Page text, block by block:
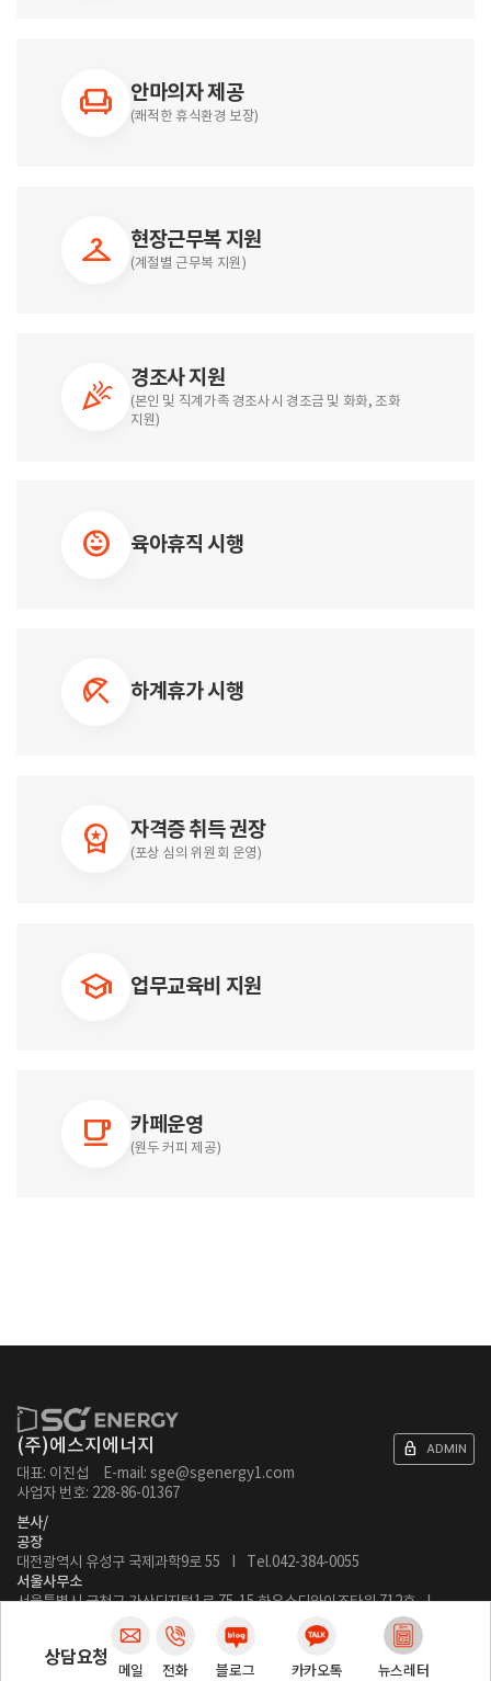
chair 안마의자 제공
(쾌적한 휴식환경 보장)
checkroom 현장근무복 지원
(계절별 근무복 지원)
celebration 경조사 지원
(본인 및 직계가족 경조사시 경조금 및 화화, 조화
지원)
child_care 육아휴직 시행
beach_access 하계휴가 시행
workspace_premium 자격증 취득 권장
(포상 심의 위원회 운영)
school 업무교육비 지원
local_cafe 카페운영
(원두 커피 제공)
(주)에스지에너지
대표: 이진섭
E-mail: sge@sgenergy1.com
사업자 번호: 228-86-01367
본사/
공장
대전광역시 유성구 국제과학9로 55 I Tel.042-384-0055
서울사무소
서울특별시 금천구 가산디지털1로 75-15 하우스디와이즈타워 712호 I
©SG energy Inc. ALL RIGHTS RESERVED.
lock ADMIN
상담요청
메일 전화 블로그 카카오톡 뉴스레터